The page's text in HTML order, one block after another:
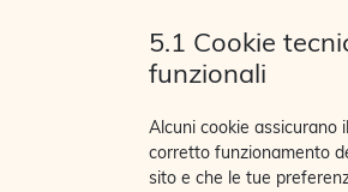
5.1 Cookie
funzionali
Alcuni cookie assicurano il
corretto funzionamento
sito e che le tue